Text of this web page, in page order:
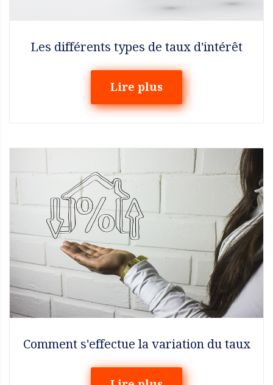
Les différents types de taux d'intérêt
Lire plus
Comment s'effectue la variation du taux